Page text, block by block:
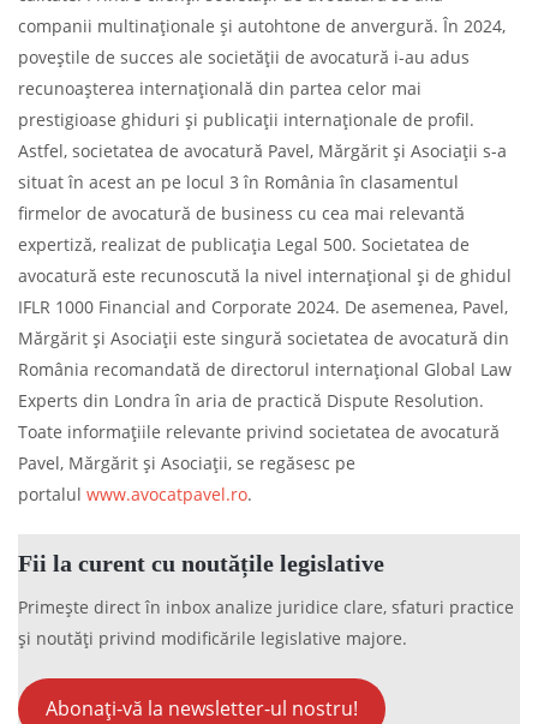
companii multinaționale și autohtone de anvergură. În 2024,
poveștile de succes ale societății de avocatură i-au adus
recunoașterea internațională din partea celor mai
prestigioase ghiduri și publicații internaționale de profil.
Astfel, societatea de avocatură Pavel, Mărgărit și Asociații s-a
situat în acest an pe locul 3 în România în clasamentul
firmelor de avocatură de business cu cea mai relevantă
expertiză, realizat de publicația Legal 500. Societatea de
avocatură este recunoscută la nivel internațional și de ghidul
IFLR 1000 Financial and Corporate 2024. De asemenea, Pavel,
Mărgărit și Asociații este singură societatea de avocatură din
România recomandată de directorul internațional Global Law
Experts din Londra în aria de practică Dispute Resolution.
Toate informațiile relevante privind societatea de avocatură
Pavel, Mărgărit și Asociații, se regăsesc pe
portalul www.avocatpavel.ro.
Fii la curent cu noutățile legislative
Primește direct în inbox analize juridice clare, sfaturi practice
și noutăți privind modificările legislative majore.
Abonați-vă la newsletter-ul nostru!